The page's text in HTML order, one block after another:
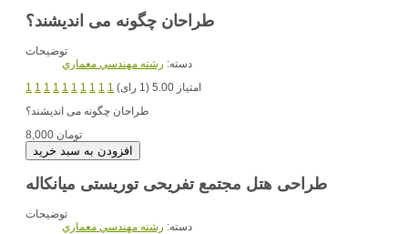
طراحان چگونه می اندیشند؟
توضیحات
دسته: رشته مهندسي معماري
1 1 1 1 1 1 1 1 1 1
امتیاز 5.00 (1 رای)
طراحان چگونه می اندیشند؟
8,000 تومان
طراحی هتل مجتمع تفریحی توریستی میانکاله
توضیحات
دسته: رشته مهندسي معماري